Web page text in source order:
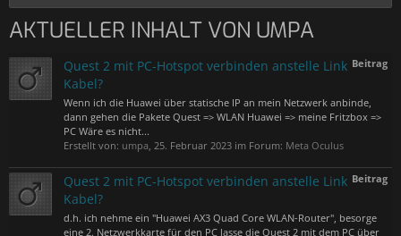
AKTUELLER INHALT VON UMPA
Beitrag
Quest 2 mit PC-Hotspot verbinden anstelle Link
Kabel?
Wenn ich die Huawei über statische IP an mein Netzwerk anbinde,
dann gehen die Pakete Quest => WLAN Huawei => meine Fritzbox =>
PC Wäre es nicht...
Erstellt von: umpa, 25. Februar 2023 im Forum: Meta Oculus
Beitrag
Quest 2 mit PC-Hotspot verbinden anstelle Link
Kabel?
d.h. ich nehme ein "Huawei AX3 Quad Core WLAN-Router", besorge
eine 2. Netzwerkkarte für den PC lasse die Quest 2 mit dem PC über